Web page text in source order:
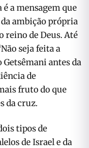
a mensagem que
da ambição própria
reino de Deus. Até
seja feita a
Getsêmani antes da
de
fruto do que
da cruz.
tipos de
de Israel e da